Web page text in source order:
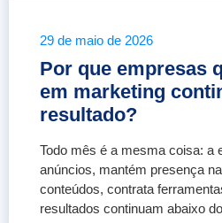
29 de maio de 2026
Por que empresas
em marketing
resultado?
Todo mês é a mesma coisa: a
anúncios, mantém presença
conteúdos, contrata
resultados continuam abaixo